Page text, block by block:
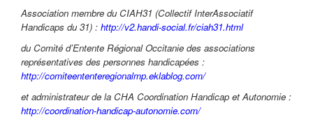
Association membre du CIAH31 (Collectif InterAssociatif
Handicaps du 31) : http://v2.handi-social.fr/ciah31.html
du Comité d’Entente Régional Occitanie des associations
représentatives des personnes handicapées :
http://comiteententeregionalmp.eklablog.com/
et administrateur de la CHA Coordination Handicap et Autonomie :
http://coordination-handicap-autonomie.com/